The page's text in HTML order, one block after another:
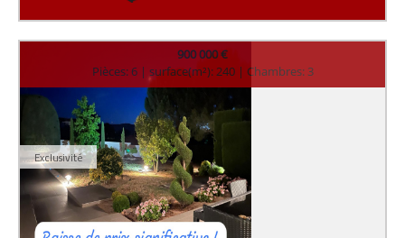
900 000 €
Pièces: 6 | surface(m²): 240 | Chambres: 3
Exclusivité